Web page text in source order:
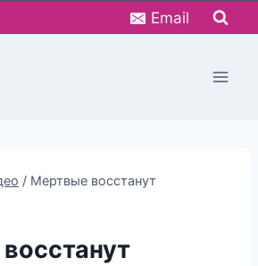
Email
/ Мертвые восстанут